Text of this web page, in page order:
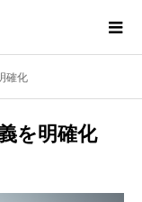
確化
を明確化